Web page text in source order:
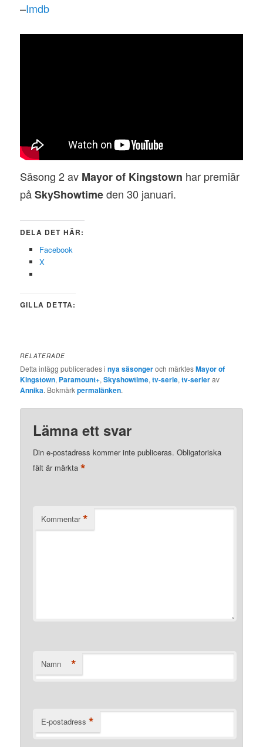
–Imdb
Säsong 2 av Mayor of Kingstown har premiär
påSkyShowtimeden 30 januari.
DELA DET HÄR:
Facebook
X
GILLA DETTA:
RELATERADE
Detta inlägg publicerades inya säsongeroch märktesMayor of
Kingstown, Paramount+,Skyshowtime,tv-serie,tv-serierav
Annika. Bokmärkpermalänken.
Lämna ett svar
Din e-postadress kommer inte publiceras. Obligatoriska
fält är märkta*
Kommentar *
Namn *
E-postadress *